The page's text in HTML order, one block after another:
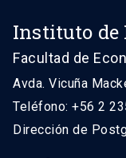
Instituto de
Facultad de
Avda. Vicuña
Teléfono: +56 2
Dirección de